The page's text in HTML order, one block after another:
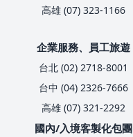
高雄 (07) 323-1166
企業服務、員工旅遊
台北 (02) 2718-8001
台中 (04) 2326-7666
高雄 (07) 321-2292
國內/入境客製化包團